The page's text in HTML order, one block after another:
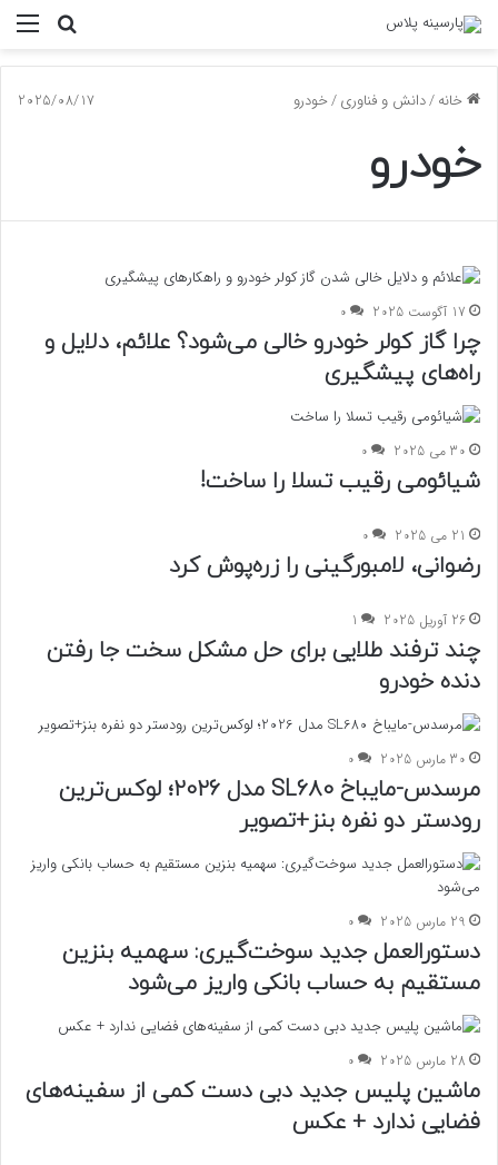
جستجو
خانه/دانش و فناوری/خودرو 2025/08/17
خودرو
17 آگوست 2025 0
چرا گاز کولر خودرو خالی می‌شود؟ علائم، دلایل و
راه‌های پیشگیری
30 می 2025 0
شیائومی رقیب تسلا را ساخت!
21 می 2025 0
رضوانی، لامبورگینی را زره‌پوش کرد
26 آوریل 2025 1
چند ترفند طلایی برای حل مشکل سخت جا رفتن
دنده خودرو
30 مارس 2025 0
مرسدس-مایباخ SL680 مدل 2026؛ لوکس‌ترین
رودستر دو نفره بنز+تصویر
29 مارس 2025 0
دستورالعمل جدید سوخت‌گیری: سهمیه بنزین
مستقیم به حساب بانکی واریز می‌شود
28 مارس 2025 0
ماشین پلیس جدید دبی دست کمی از سفینه‌های
فضایی ندارد + عکس